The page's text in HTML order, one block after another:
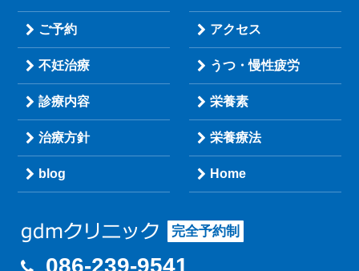
ご予約 アクセス
不妊治療 うつ・慢性疲労
診療内容 栄養素
治療方針 栄養療法
blog Home
完全予約制
086-239-9541